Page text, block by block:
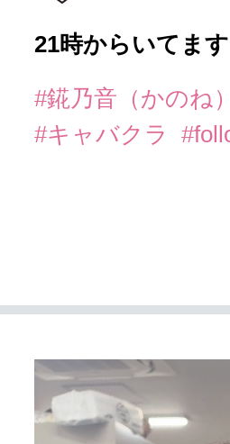
21時からいてま
#錵乃音（かのね
#キャバクラ